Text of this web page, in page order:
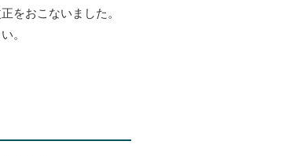
をおこないました。
。